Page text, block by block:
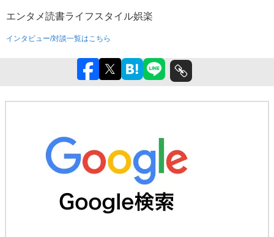
エンタメ読書ライフスタイル娯楽
インタビュー/対談一覧はこちら